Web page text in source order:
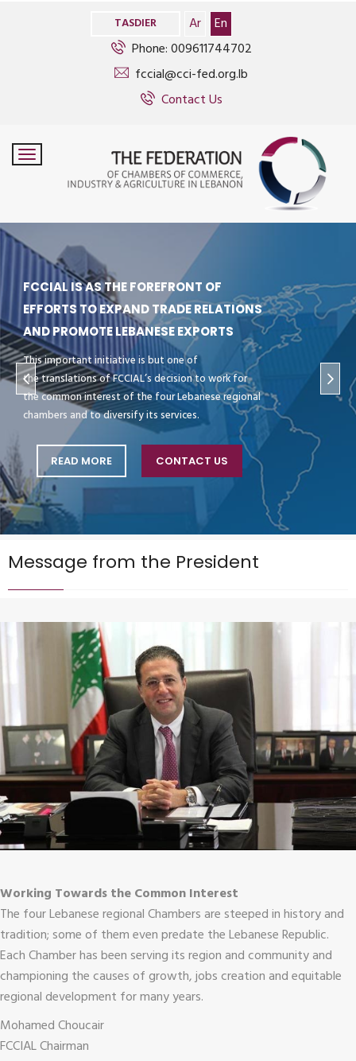
TASDIER Ar
En
Phone: 009611744702
fccial@cci-fed.org.lb
Contact Us
FCCIAL IS AS THE FOREFRONT OF
EFFORTS TO EXPAND TRADE RELATIONS
AND PROMOTE LEBANESE EXPORTS
This important initiative is but one of
the translations of FCCIAL’s decision to work for
the common interest of the four Lebanese regional
chambers and to diversify its services.
READ MORE CONTACT US
Message from the President
Working Towards the Common Interest
The four Lebanese regional Chambers are steeped in history and
tradition; some of them even predate the Lebanese Republic.
Each Chamber has been serving its region and community and
championing the causes of growth, jobs creation and equitable
regional development for many years.
Mohamed Choucair
FCCIAL Chairman